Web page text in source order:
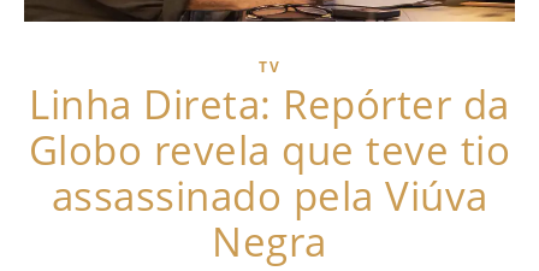
TV
Linha Direta: Repórter da
Globo revela que teve tio
assassinado pela Viúva
Negra